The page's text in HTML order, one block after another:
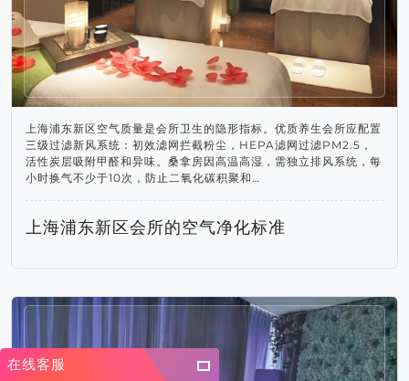
在线客服
上海浦东新区空气质量是会所卫生的隐形指标。优质养生会所应配置
三级过滤新风系统：初效滤网拦截粉尘，HEPA滤网过滤PM2.5，
活性炭层吸附甲醛和异味。桑拿房因高温高湿，需独立排风系统，每
小时换气不少于10次，防止二氧化碳积聚和…
上海浦东新区会所的空气净化标准